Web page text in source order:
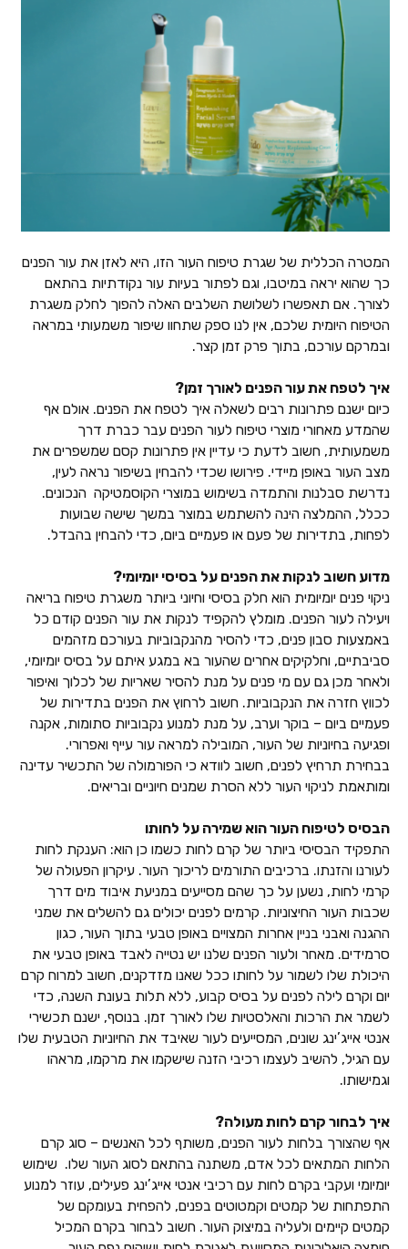
המטרה הכללית של שגרת טיפוח העור הזו, היא לאזן את עור הפנים
כך שהוא יראה במיטבו, וגם לפתור בעיות עור נקודתיות בהתאם
לצורך. אם תאפשרו לשלושת השלבים האלה להפוך לחלק משגרת
הטיפוח היומית שלכם, אין לנו ספק שתחוו שיפור משמעותי במראה
ובמרקם עורכם, בתוך פרק זמן קצר.
איך לטפח את עור הפנים לאורך זמן?
כיום ישנם פתרונות רבים לשאלה איך לטפח את הפנים. אולם אף
שהמדע מאחורי מוצרי טיפוח לעור הפנים עבר כברת דרך
משמעותית, חשוב לדעת כי עדיין אין פתרונות קסם שמשפרים את
מצב העור באופן מיידי. פירושו שכדי להבחין בשיפור נראה לעין,
נדרשת סבלנות והתמדה בשימוש במוצרי הקוסמטיקה הנכונים.
ככלל, ההמלצה הינה להשתמש במוצר במשך שישה שבועות
לפחות, בתדירות של פעם או פעמיים ביום, כדי להבחין בהבדל.
מדוע חשוב לנקות את הפנים על בסיסי יומיומי?
ניקוי פנים יומיומית הוא חלק בסיסי וחיוני ביותר משגרת טיפוח בריאה
ויעילה לעור הפנים. מומלץ להקפיד לנקות את עור הפנים קודם כל
באמצעות סבון פנים, כדי להסיר מהנקבוביות בעורכם מזהמים
סביבתיים, וחלקיקים אחרים שהעור בא במגע איתם על בסיס יומיומי,
ולאחר מכן גם עם מי פנים על מנת להסיר שאריות של לכלוך ואיפור
לכווץ חזרה את הנקבוביות. חשוב לרחוץ את הפנים בתדירות של
פעמיים ביום – בוקר וערב, על מנת למנוע נקבוביות סתומות, אקנה
ופגיעה בחיוניות של העור, המובילה למראה עור עייף ואפרורי.
בבחירת תרחיץ לפנים, חשוב לוודא כי הפורמולה של התכשיר עדינה
ומותאמת לניקוי העור ללא הסרת שמנים חיוניים ובריאים.
הבסיס לטיפוח העור הוא שמירה על לחותו
התפקיד הבסיסי ביותר של קרם לחות כשמו כן הוא: הענקת לחות
לעורנו והזנתו. ברכיבים התורמים לריכוך העור. עיקרון הפעולה של
קרמי לחות, נשען על כך שהם מסייעים במניעת איבוד מים דרך
שכבות העור החיצוניות. קרמים לפנים יכולים גם להשלים את שמני
ההגנה ואבני בניין אחרות המצויים באופן טבעי בתוך העור, כגון
סרמידים. מאחר ולעור הפנים שלנו יש נטייה לאבד באופן טבעי את
היכולת שלו לשמור על לחותו ככל שאנו מזדקנים, חשוב למרוח קרם
יום וקרם לילה לפנים על בסיס קבוע, ללא תלות בעונת השנה, כדי
לשמר את הרכות והאלסטיות שלו לאורך זמן. בנוסף, ישנם תכשירי
אנטי אייג’ינג שונים, המסייעים לעור שאיבד את החיוניות הטבעית שלו
עם הגיל, להשיב לעצמו רכיבי הזנה שישקמו את מרקמו, מראהו
וגמישותו.
איך לבחור קרם לחות מעולה?
אף שהצורך בלחות לעור הפנים, משותף לכל האנשים – סוג קרם
הלחות המתאים לכל אדם, משתנה בהתאם לסוג העור שלו. שימוש
יומיומי ועקבי בקרם לחות עם רכיבי אנטי אייג’ינג פעילים, עוזר למנוע
התפתחות של קמטים וקמטוטים בפנים, להפחית בעומקם של
קמטים קיימים ולעליה במיצוק העור. חשוב לבחור בקרם המכיל